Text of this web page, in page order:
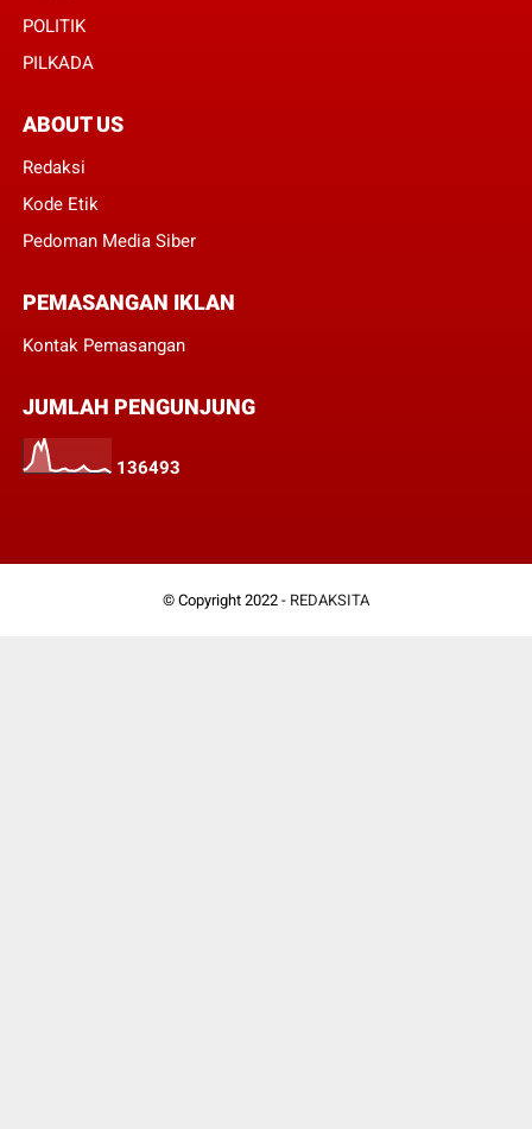
POLITIK
PILKADA
ABOUT US
Redaksi
Kode Etik
Pedoman Media Siber
PEMASANGAN IKLAN
Kontak Pemasangan
JUMLAH PENGUNJUNG
136493
© Copyright 2022 - REDAKSITA